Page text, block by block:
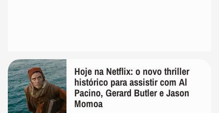
Hoje na Netflix: o novo thriller
histórico para assistir com Al
Pacino, Gerard Butler e Jason
Momoa